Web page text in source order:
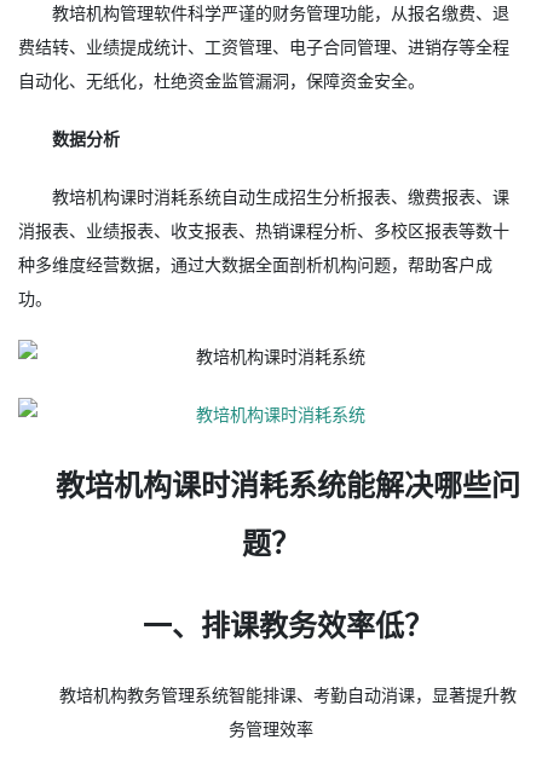
教培机构管理软件科学严谨的财务管理功能，从报名缴费、退
费结转、业绩提成统计、工资管理、电子合同管理、进销存等全程
自动化、无纸化，杜绝资金监管漏洞，保障资金安全。
数据分析
教培机构课时消耗系统自动生成招生分析报表、缴费报表、课
消报表、业绩报表、收支报表、热销课程分析、多校区报表等数十
种多维度经营数据，通过大数据全面剖析机构问题，帮助客户成
功。
教培机构课时消耗系统能解决哪些问
题？
一、排课教务效率低？
教培机构教务管理系统智能排课、考勤自动消课，显著提升教
务管理效率